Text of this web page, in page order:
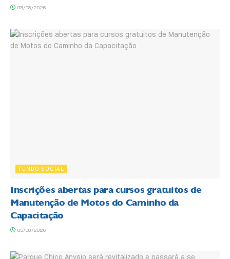
05/08/2026
FUNDO SOCIAL
Inscrições abertas para cursos gratuitos de
Manutenção de Motos do Caminho da
Capacitação
05/08/2026